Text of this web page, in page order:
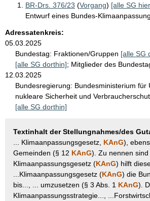
BR-Drs. 376/23 (Vorgang) [alle SG
Entwurf eines Bundes-
Adressatenkreis:
05.03.2025
Bundestag: Fraktionen/Gruppen [alle SG
[alle SG dorthin]; Mitglieder des
12.03.2025
Bundesregierung: Bundesministerium für
nukleare Sicherheit und
[alle SG dorthin]
Textinhalt der Stellungnahmes/des
... Klimaanpassungsgesetz, KAnG),
Gemeinden (§ 12 KAnG). Zu nennen
Klimaanpassungsgesetz (KAnG) hilft
...Klimaanpassungsgesetz (KAnG) die
bis..., ... umzusetzen (§ 3 Abs. 1 KAnG).
Klimaanpassungsstrategie...,